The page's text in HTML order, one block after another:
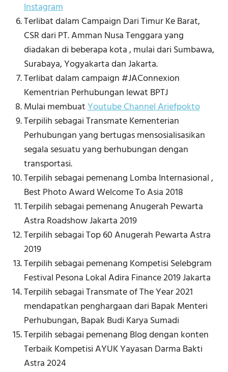
Instagram
Terlibat dalam Campaign Dari Timur Ke Barat,
CSR dari PT. Amman Nusa Tenggara yang
diadakan di beberapa kota , mulai dari Sumbawa,
Surabaya, Yogyakarta dan Jakarta.
Terlibat dalam campaign #JAConnexion
Kementrian Perhubungan lewat BPTJ
Mulai membuatYoutube Channel Ariefpokto
Terpilih sebagai Transmate Kementerian
Perhubungan yang bertugas mensosialisasikan
segala sesuatu yang berhubungan dengan
transportasi.
Terpilih sebagai pemenang Lomba Internasional ,
Best Photo Award Welcome To Asia 2018
Terpilih sebagai pemenang Anugerah Pewarta
Astra Roadshow Jakarta 2019
Terpilih sebagai Top 60 Anugerah Pewarta Astra
2019
Terpilih sebagai pemenang Kompetisi Selebgram
Festival Pesona Lokal Adira Finance 2019 Jakarta
Terpilih sebagai Transmate of The Year 2021
mendapatkan penghargaan dari Bapak Menteri
Perhubungan, Bapak Budi Karya Sumadi
Terpilih sebagai pemenang Blog dengan konten
Terbaik Kompetisi AYUK Yayasan Darma Bakti
Astra 2024